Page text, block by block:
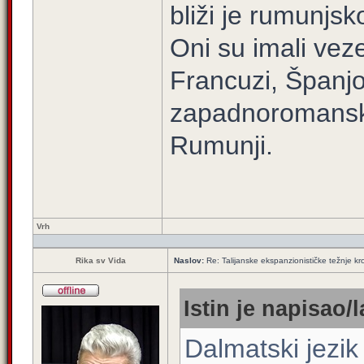
bliži je
Oni su imali
Francuzi,
Rumunji.
Vrh
Rika sv Vida Naslov: Re: Talijanske ekspanzionističke težnje
Istin je napisao/
Dalmatski